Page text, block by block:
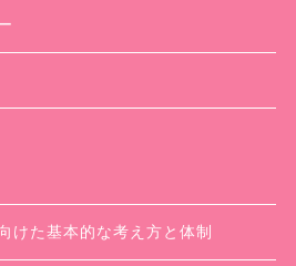
けた基本的な考え方と体制